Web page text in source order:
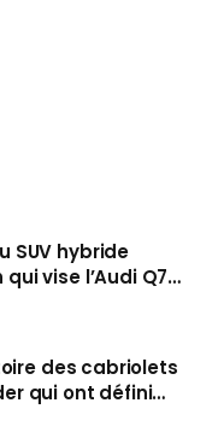
SUV hybride
vise l’Audi Q7
des cabriolets
qui ont défini
au vent